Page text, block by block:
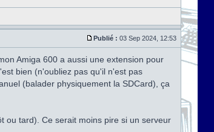
Publié : 03 Sep 2024, 12:53
Amiga 600 a aussi une extension pour
bien (n'oubliez pas qu'il n'est pas
(balader physiquement la SDCard), ça
ou tard). Ce serait moins pire si un serveur